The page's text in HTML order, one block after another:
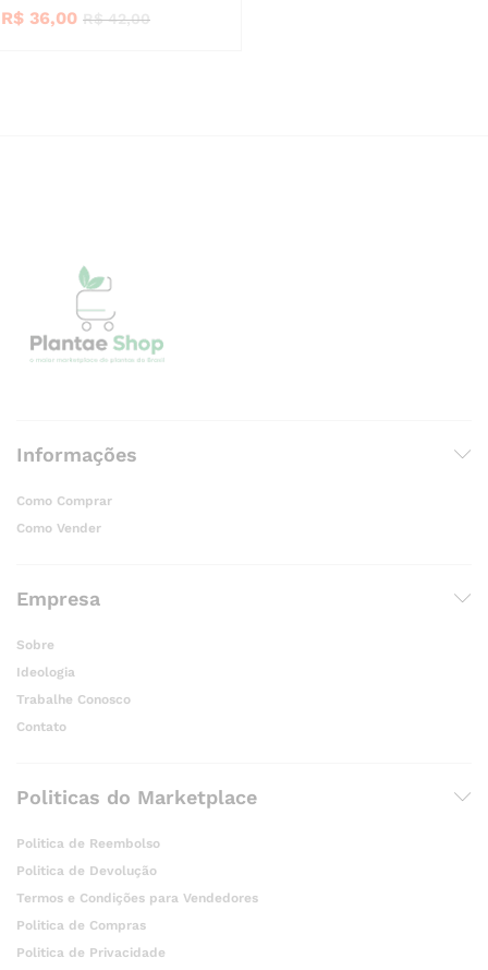
R$ 36,00 R$42,00
Informações
Como Comprar
Como Vender
Empresa
Sobre
Ideologia
Trabalhe Conosco
Contato
Politicas do Marketplace
Politica de Reembolso
Politica de Devolução
Termos e Condições para Vendedores
Politica de Compras
Politica de Privacidade